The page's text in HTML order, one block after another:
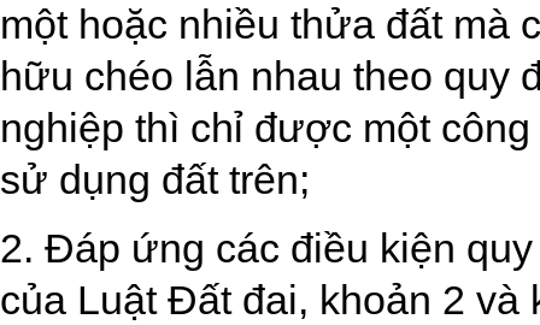
một hoặc nhiều thửa đất mà
hữu chéo lẫn nhau theo quy
nghiệp thì chỉ được một
sử dụng đất trên;
2. Đáp ứng các điều kiện
của Luật Đất đai, khoản 2